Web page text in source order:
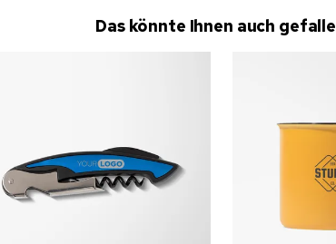
Das könnte Ihnen auch